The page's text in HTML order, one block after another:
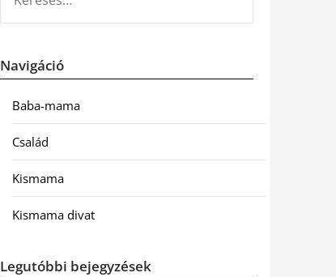
Navigáció
Baba-mama
Család
Kismama
Kismama divat
Legutóbbi bejegyzések